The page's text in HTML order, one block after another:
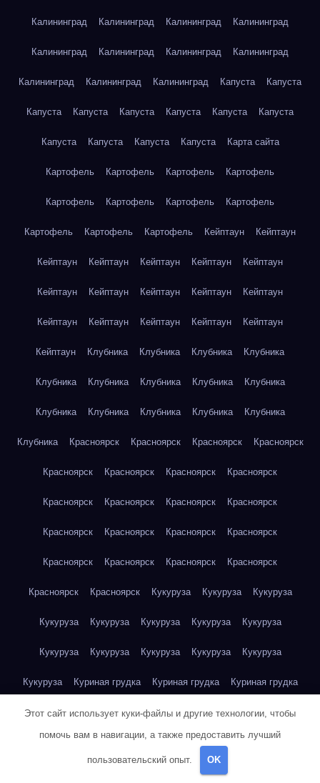
Калининград Калининград Калининград Калининград
Калининград Калининград Калининград Калининград
Калининград Калининград Калининград Капуста Капуста
Капуста Капуста Капуста Капуста Капуста Капуста
Капуста Капуста Капуста Капуста Карта сайта
Картофель Картофель Картофель Картофель
Картофель Картофель Картофель Картофель
Картофель Картофель Картофель Кейптаун Кейптаун
Кейптаун Кейптаун Кейптаун Кейптаун Кейптаун
Кейптаун Кейптаун Кейптаун Кейптаун Кейптаун
Кейптаун Кейптаун Кейптаун Кейптаун Кейптаун
Кейптаун Клубника Клубника Клубника Клубника
Клубника Клубника Клубника Клубника Клубника
Клубника Клубника Клубника Клубника Клубника
Клубника Красноярск Красноярск Красноярск Красноярск
Красноярск Красноярск Красноярск Красноярск
Красноярск Красноярск Красноярск Красноярск
Красноярск Красноярск Красноярск Красноярск
Красноярск Красноярск Красноярск Красноярск
Красноярск Красноярск Кукуруза Кукуруза Кукуруза
Кукуруза Кукуруза Кукуруза Кукуруза Кукуруза
Кукуруза Кукуруза Кукуруза Кукуруза Кукуруза
Кукуруза Куриная грудка Куриная грудка Куриная грудка
Куриная грудка Куриная грудка Куриная грудка
Куриная грудка Куриная грудка
Куриная грудка
Этот сайт использует куки-файлы и другие технологии, чтобы
помочь вам в навигации, а также предоставить лучший
пользовательский опыт. OK